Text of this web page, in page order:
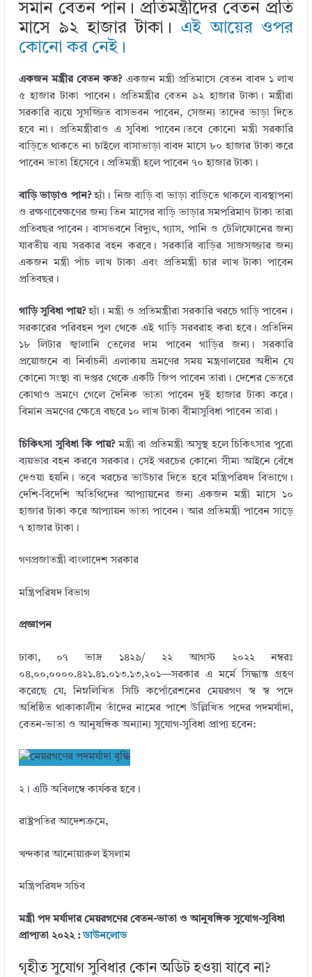
সমান বেতন পান। প্রতিমন্ত্রীদের বেতন প্রতি
মাসে ৯২ হাজার টাকা।
এই আয়ের ওপর
কোনো কর নেই।
একজন মন্ত্রীর বেতন কত?একজন মন্ত্রী প্রতিমাসে বেতন বাবদ ১ লাখ
৫ হাজার টাকা পাবেন। প্রতিমন্ত্রীর বেতন ৯২ হাজার টাকা। মন্ত্রীরা
সরকারি ব্যয়ে সুসজ্জিত বাসভবন পাবেন, সেজন্য তাদের ভাড়া দিতে
হবে না। প্রতিমন্ত্রীরাও এ সুবিধা পাবেন।তবে কোনো মন্ত্রী সরকারি
বাড়িতে থাকতে না চাইলে বাসাভাড়া বাবদ মাসে ৮০ হাজার টাকা করে
পাবেন ভাতা হিসেবে। প্রতিমন্ত্রী হলে পাবেন ৭০ হাজার টাকা।
বাড়ি ভাড়াও পান?হ্যাঁ। নিজ বাড়ি বা ভাড়া বাড়িতে থাকলে ব্যবস্থাপনা
ও রক্ষণাবেক্ষণের জন্য তিন মাসের বাড়ি ভাড়ার সমপরিমাণ টাকা তারা
প্রতিবছর পাবেন। বাসভবনে বিদ্যুৎ, গ্যাস, পানি ও টেলিফোনের জন্য
যাবতীয় ব্যয় সরকার বহন করবে। সরকারি বাড়ির সাজসজ্জার জন্য
একজন মন্ত্রী পাঁচ লাখ টাকা এবং প্রতিমন্ত্রী চার লাখ টাকা পাবেন
প্রতিবছর।
গাড়ি সুবিধা পায়?হ্যাঁ। মন্ত্রী ও প্রতিমন্ত্রীরা সরকারি খরচে গাড়ি পাবেন।
সরকারের পরিবহন পুল থেকে এই গাড়ি সরবরাহ করা হবে। প্রতিদিন
১৮ লিটার জ্বালানি তেলের দাম পাবেন গাড়ির জন্য। সরকারি
প্রয়োজনে বা নির্বাচনী এলাকায় ভ্রমণের সময় মন্ত্রণালয়ের অধীন যে
কোনো সংস্থা বা দপ্তর থেকে একটি জিপ পাবেন তারা। দেশের ভেতরে
কোথাও ভ্রমণে গেলে দৈনিক ভাতা পাবেন দুই হাজার টাকা করে।
বিমান ভ্রমণের ক্ষেত্রে বছরে ১০ লাখ টাকা বীমাসুবিধা পাবেন তারা।
চিকিৎসা সুবিধা কি পায়?মন্ত্রী বা প্রতিমন্ত্রী অসুস্থ হলে চিকিৎসার পুরো
ব্যয়ভার বহন করবে সরকার। সেই খরচের কোনো সীমা আইনে বেঁধে
দেওয়া হয়নি। তবে খরচের ভাউচার দিতে হবে মন্ত্রিপরিষদ বিভাগে।
দেশি-বিদেশি অতিথিদের আপ্যায়নের জন্য একজন মন্ত্রী মাসে ১০
হাজার টাকা করে আপ্যায়ন ভাতা পাবেন। আর প্রতিমন্ত্রী পাবেন সাড়ে
৭ হাজার টাকা।
গণপ্রজাতন্ত্রী বাংলাদেশ সরকার
মন্ত্রিপরিষদ বিভাগ
প্রজ্ঞাপন
ঢাকা, ০৭ ভাদ্র ১৪২৯/ ২২ আগস্ট ২০২২ নম্বরঃ
০৪,০০,০০০০.৪২১.৪১.০১৩.১৩,২০১—সরকার এ মর্মে সিদ্ধান্ত গ্রহণ
করেছে যে, নিম্নলিখিত সিটি কর্পোরেশনের মেয়রগণ স্ব স্ব পদে
অধিষ্ঠিত থাকাকালীন তাঁদের নামের পাশে উল্লিখিত পদের পদমর্যাদা,
বেতন-ভাতা ও আনুষঙ্গিক অন্যান্য সুযােগ-সুবিধা প্রাপ্য হবেন:
২। এটি অবিলম্বে কার্যকর হবে।
রাষ্ট্রপতির আদেশক্রমে,
খন্দকার আনােয়ারুল ইসলাম
মন্ত্রিপরিষদ সচিব
মন্ত্রী পদ মর্যাদার মেয়রগণের বেতন-ভাতা ও আনুষঙ্গিক সুযােগ-সুবিধা
প্রাপ্যতা ২০২২ :ডাউনলোড
গৃহীত সুযোগ সুবিধার কোন অডিট হওয়া যাবে না?